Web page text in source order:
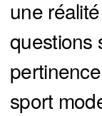
une
questions
sport